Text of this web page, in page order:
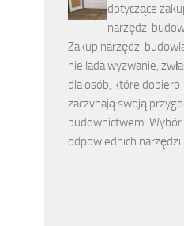
dotyczące
narzędzi
Zakup narzędzi
nie lada wyzwanie,
dla osób, które dopiero
zaczynają swoją
budownictwem. Wybór
odpowiednich